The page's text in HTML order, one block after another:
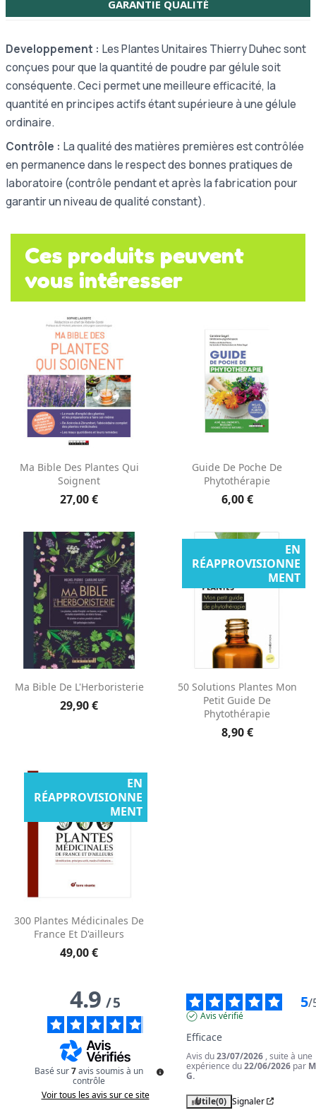
GARANTIE QUALITÉ
Developpement : Les Plantes Unitaires Thierry Duhec sont
conçues pour que la quantité de poudre par gélule soit
conséquente. Ceci permet une meilleure efficacité, la
quantité en principes actifs étant supérieure à une gélule
ordinaire.
Contrôle : La qualité des matières premières est contrôlée
en permanence dans le respect des bonnes pratiques de
laboratoire (contrôle pendant et après la fabrication pour
garantir un niveau de qualité constant).
Ces produits peuvent
vous intéresser
Ma Bible Des Plantes Qui
Soignent
27,00 €
Guide De Poche De
Phytothérapie
6,00 €
Ma Bible De L'Herboristerie
29,90 €
50 Solutions Plantes Mon
Petit Guide De
Phytothérapie
8,90 €
EN
RÉAPPROVISIONNE
MENT
300 Plantes Médicinales De
France Et D'ailleurs
49,00 €
EN
RÉAPPROVISIONNE
MENT
4.9/5
Basé sur7avis soumis à un
contrôle
Voir tous les avis sur ce site
5/
Avis vérifié
Efficace
Avis du23/07/2026 , suite à une
expérience du22/06/2026 par
G.
Utile(0) Signaler